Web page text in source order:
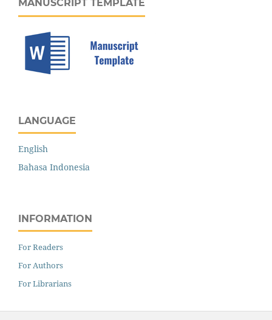
MANUSCRIPT TEMPLATE
LANGUAGE
English
Bahasa Indonesia
INFORMATION
For Readers
For Authors
For Librarians